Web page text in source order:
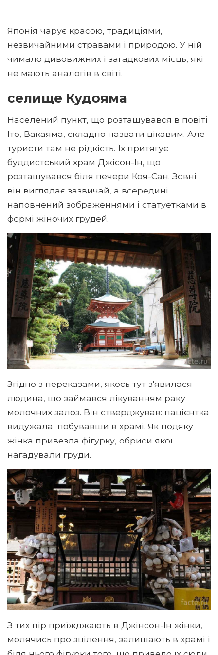
Японія чарує красою, традиціями,
незвичайними стравами і природою. У ній
чимало дивовижних і загадкових місць, які
не мають аналогів в світі.
селище Кудояма
Населений пункт, що розташувався в повіті
Іто, Вакаяма, складно назвати цікавим. Але
туристи там не рідкість. Їх притягує
буддистський храм Джісон-Ін, що
розташувався біля печери Коя-Сан. Зовні
він виглядає зазвичай, а всередині
наповнений зображеннями і статуетками в
формі жіночих грудей.
Згідно з переказами, якось тут з'явилася
людина, що займався лікуванням раку
молочних залоз. Він стверджував: пацієнтка
видужала, побувавши в храмі. Як подяку
жінка привезла фігурку, обриси якої
нагадували груди.
З тих пір приїжджають в Джінсон-Ін жінки,
молячись про зцілення, залишають в храмі і